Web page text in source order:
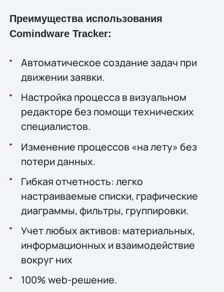
Преимущества использования
Comindware Tracker:
Автоматическое создание задач при
движении заявки.
Настройка процесса в визуальном
редакторе без помощи технических
специалистов.
Изменение процессов «на лету» без
потери данных.
Гибкая отчетность: легко
настраиваемые списки, графические
диаграммы, фильтры, группировки.
Учет любых активов: материальных,
информационных и взаимодействие
вокруг них
100% web-решение.